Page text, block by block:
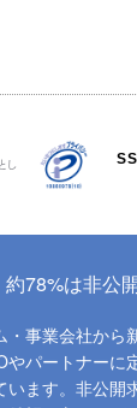
し
78%は非公
事業会社から
やパートナーに
ます。 非公開